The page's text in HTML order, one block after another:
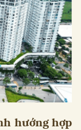
hướng hợp